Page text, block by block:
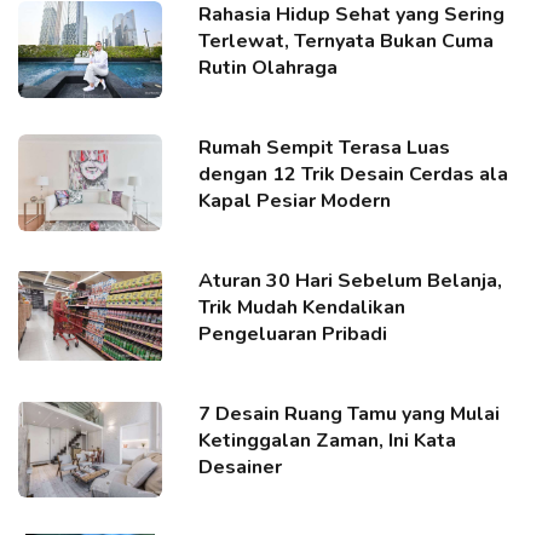
Rahasia Hidup Sehat yang Sering
Terlewat, Ternyata Bukan Cuma
Rutin Olahraga
Rumah Sempit Terasa Luas
dengan 12 Trik Desain Cerdas ala
Kapal Pesiar Modern
Aturan 30 Hari Sebelum Belanja,
Trik Mudah Kendalikan
Pengeluaran Pribadi
7 Desain Ruang Tamu yang Mulai
Ketinggalan Zaman, Ini Kata
Desainer